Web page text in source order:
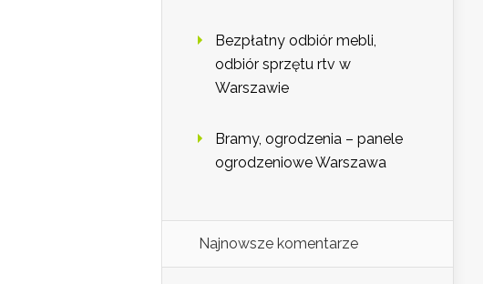
Bezpłatny odbiór mebli,
odbiór sprzętu rtv w
Warszawie
Bramy, ogrodzenia – panele
ogrodzeniowe Warszawa
Najnowsze komentarze